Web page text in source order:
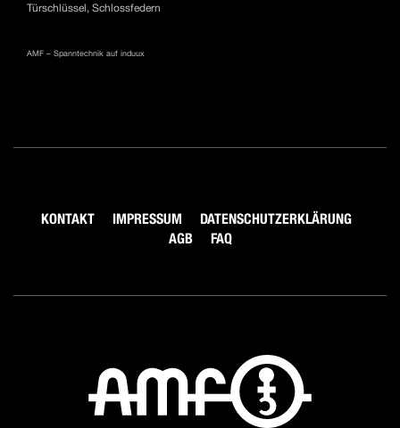
Türschlüssel, Schlossfedern
AMF – Spanntechnik auf induux
KONTAKT IMPRESSUM
DATENSCHUTZERKLÄRUNG
AGB
FAQ